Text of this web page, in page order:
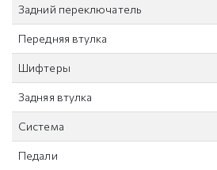
Задний переключатель
Передняя втулка
Шифтеры
Задняя втулка
Система
Педали